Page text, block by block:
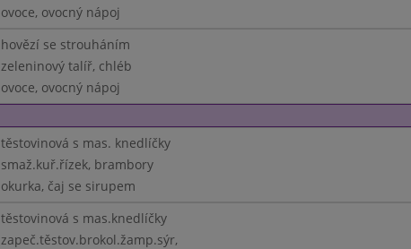
ovoce, ovocný nápoj
hovězí se strouháním
zeleninový talíř, chléb
ovoce, ovocný nápoj
těstovinová s mas. knedlíčky
smaž.kuř.řízek, brambory
okurka, čaj se sirupem
těstovinová s mas.knedlíčky
zapeč.těstov.brokol.žamp.sýr,